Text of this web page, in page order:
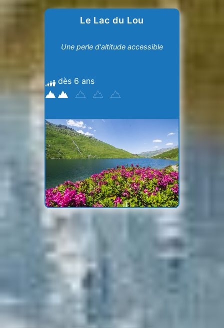
Le Lac du Lou
Une perle d'altitude accessible
dès 6 ans